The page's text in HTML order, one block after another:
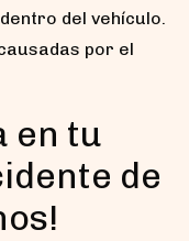
del vehículo.
por el
en tu
de